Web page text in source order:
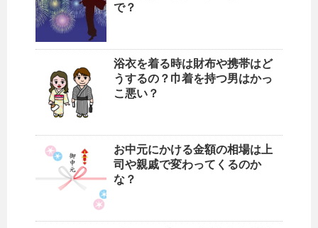
で？
浴衣を着る時は財布や携帯はど
うするの？巾着を持つ男はかっ
こ悪い？
お中元にかける金額の相場は上
司や親戚で変わってくるのか
な？